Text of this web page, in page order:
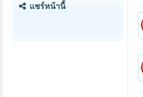
แชร์หน้านี้